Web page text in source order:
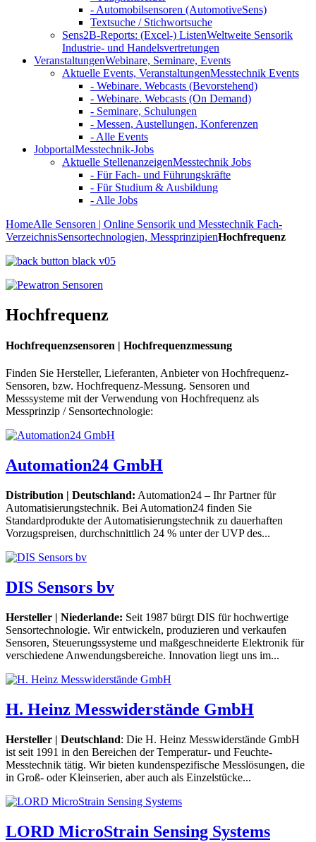
- Automobilsensoren (AutomotiveSens)
Textsuche / Stichwortsuche
Sens2B-Reports: (Excel-) ListenWeltweite Sensorik
Industrie- und Handelsvertretungen
VeranstaltungenWebinare, Seminare, Events
Aktuelle Events, VeranstaltungenMesstechnik Events
- Webinare. Webcasts (Bevorstehend)
- Webinare. Webcasts (On Demand)
- Seminare, Schulungen
- Messen, Austellungen, Konferenzen
- Alle Events
JobportalMesstechnik-Jobs
Aktuelle StellenanzeigenMesstechnik Jobs
- Für Fach- und Führungskräfte
- Für Studium & Ausbildung
- Alle Jobs
HomeAlle Sensoren | Online Sensorik und Messtechnik Fach-
VerzeichnisSensortechnologien, MessprinzipienHochfrequenz
Hochfrequenz
Hochfrequenzsensoren | Hochfrequenzmessung
Finden Sie Hersteller, Lieferanten, Anbieter von Hochfrequenz-
Sensoren, bzw. Hochfrequenz-Messung. Sensoren und
Messsysteme mit der Verwendung von Hochfrequenz als
Messprinzip / Sensortechnologie:
Automation24 GmbH
Distribution | Deutschland: Automation24 – Ihr Partner für
Automatisierungstechnik. Bei Automation24 finden Sie
Standardprodukte der Automatisierungstechnik zu dauerhaften
Vorzugspreisen, durchschnittlich 24 % unter der UVP des...
DIS Sensors bv
Hersteller | Niederlande: Seit 1987 bürgt DIS für hochwertige
Sensortechnologie. Wir entwickeln, produzieren und verkaufen
Sensoren, Steuerungssysteme und maßgeschneiderte Elektronik für
verschiedene Anwendungsbereiche. Innovation liegt uns im...
H. Heinz Messwiderstände GmbH
Hersteller | Deutschland: Die H. Heinz Messwiderstände GmbH
ist seit 1991 in den Bereichen der Temperatur- und Feuchte-
Messtechnik tätig. Wir bieten kundenspezifische Messlösungen, die
in Groß- oder Kleinserien, aber auch als Einzelstücke...
LORD MicroStrain Sensing Systems